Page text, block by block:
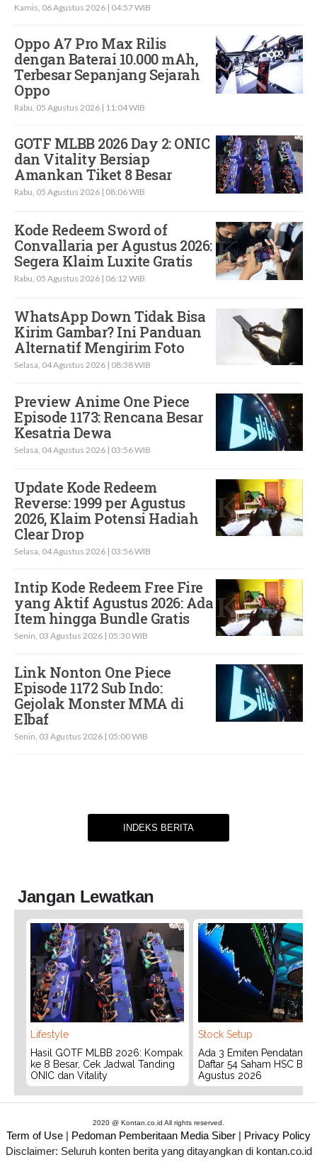
Kamis, 06 Agustus 2026 | 04:57 WIB
Oppo A7 Pro Max Rilis
dengan Baterai 10.000 mAh,
Terbesar Sepanjang Sejarah
Oppo
Rabu, 05 Agustus 2026 | 11:04 WIB
GOTF MLBB 2026 Day 2: ONIC
dan Vitality Bersiap
Amankan Tiket 8 Besar
Rabu, 05 Agustus 2026 | 08:06 WIB
Kode Redeem Sword of
Convallaria per Agustus 2026:
Segera Klaim Luxite Gratis
Rabu, 05 Agustus 2026 | 06:12 WIB
WhatsApp Down Tidak Bisa
Kirim Gambar? Ini Panduan
Alternatif Mengirim Foto
Selasa, 04 Agustus 2026 | 08:38 WIB
Preview Anime One Piece
Episode 1173: Rencana Besar
Kesatria Dewa
Selasa, 04 Agustus 2026 | 03:56 WIB
Update Kode Redeem
Reverse: 1999 per Agustus
2026, Klaim Potensi Hadiah
Clear Drop
Selasa, 04 Agustus 2026 | 03:56 WIB
Intip Kode Redeem Free Fire
yang Aktif Agustus 2026: Ada
Item hingga Bundle Gratis
Senin, 03 Agustus 2026 | 05:30 WIB
Link Nonton One Piece
Episode 1172 Sub Indo:
Gejolak Monster MMA di
Elbaf
Senin, 03 Agustus 2026 | 05:00 WIB
INDEKS BERITA
Jangan Lewatkan
Lifestyle
Hasil GOTF MLBB 2026: Kompak
ke 8 Besar, Cek Jadwal Tanding
ONIC dan Vitality
Stock Setup
Ada 3 Emiten Pendatang
Daftar 54 Saham HSC BEI
Agustus 2026
2020 @ Kontan.co.id All rights reserved.
Term of Use | Pedoman Pemberitaan Media Siber | Privacy Policy
Disclaimer: Seluruh konten berita yang ditayangkan di kontan.co.id